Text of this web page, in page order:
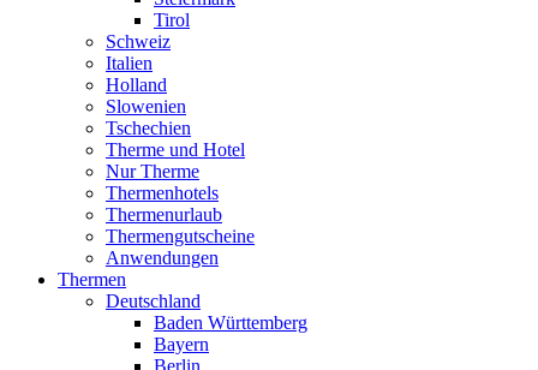
Tirol
Schweiz
Italien
Holland
Slowenien
Tschechien
Therme und Hotel
Nur Therme
Thermenhotels
Thermenurlaub
Thermengutscheine
Anwendungen
Thermen
Deutschland
Baden Württemberg
Bayern
Berlin